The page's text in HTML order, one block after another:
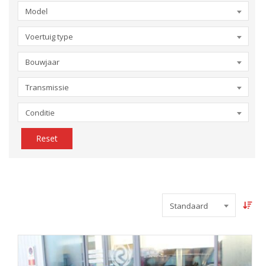
Model
Voertuig type
Bouwjaar
Transmissie
Conditie
Reset
Standaard